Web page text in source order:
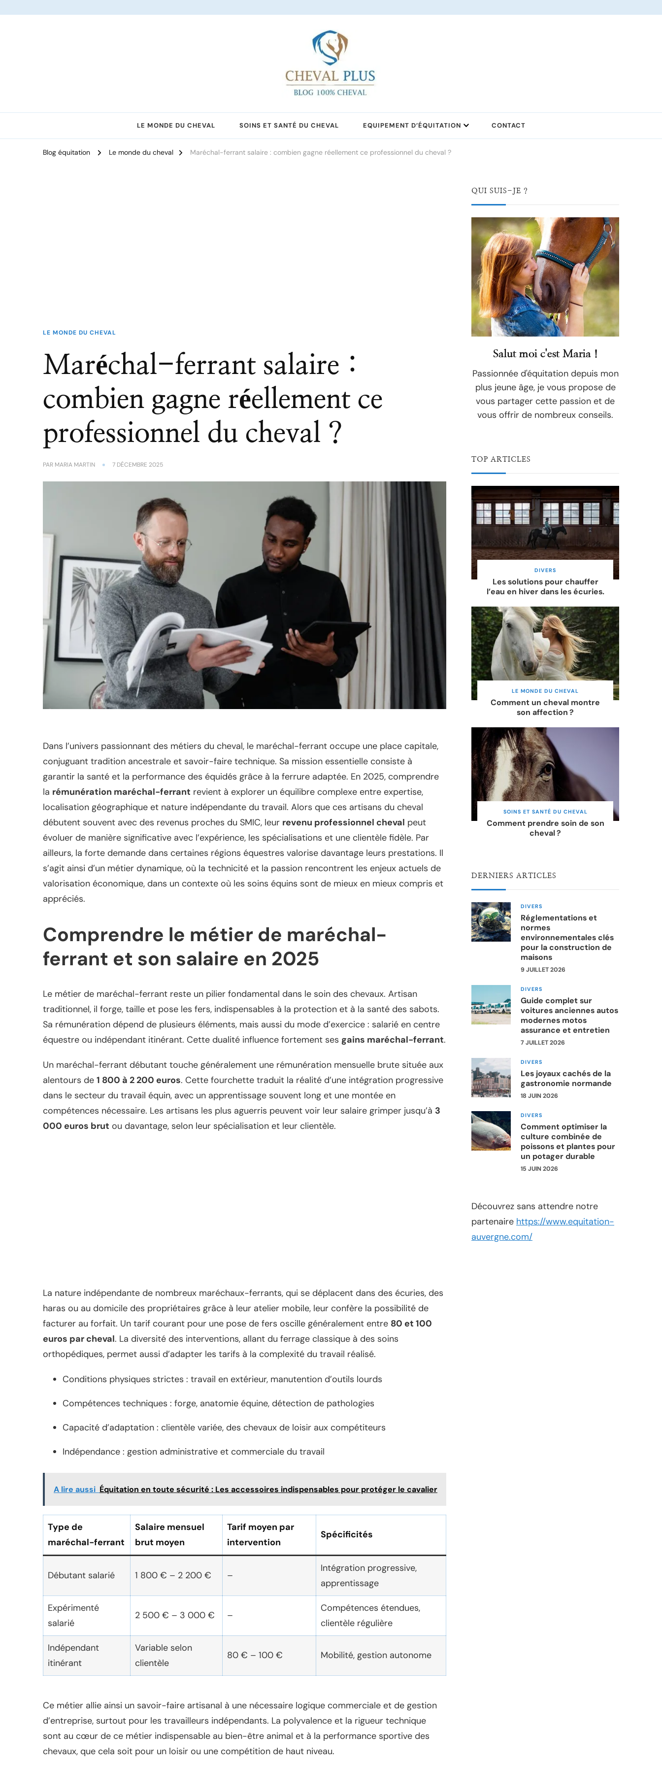
LE MONDE DU CHEVAL SOINS ET SANTÉ DU CHEVAL EQUIPEMENT D’ÉQUITATION CONTACT
Blog équitation Le monde du cheval Maréchal-ferrant salaire : combien gagne réellement ce professionnel du cheval ?
LE MONDE DU CHEVAL
Maréchal-ferrant salaire :
combien gagne réellement ce
professionnel du cheval ?
PAR MARIA MARTIN 7 DÉCEMBRE 2025
Dans l’univers passionnant des métiers du cheval, le maréchal-ferrant occupe une place capitale,
conjuguant tradition ancestrale et savoir-faire technique. Sa mission essentielle consiste à
garantir la santé et la performance des équidés grâce à la ferrure adaptée. En 2025, comprendre
la rémunération maréchal-ferrant revient à explorer un équilibre complexe entre expertise,
localisation géographique et nature indépendante du travail. Alors que ces artisans du cheval
débutent souvent avec des revenus proches du SMIC, leur revenu professionnel cheval peut
évoluer de manière significative avec l’expérience, les spécialisations et une clientèle fidèle. Par
ailleurs, la forte demande dans certaines régions équestres valorise davantage leurs prestations. Il
s’agit ainsi d’un métier dynamique, où la technicité et la passion rencontrent les enjeux actuels de
valorisation économique, dans un contexte où les soins équins sont de mieux en mieux compris et
appréciés.
Comprendre le métier de maréchal-
ferrant et son salaire en 2025
Le métier de maréchal-ferrant reste un pilier fondamental dans le soin des chevaux. Artisan
traditionnel, il forge, taille et pose les fers, indispensables à la protection et à la santé des sabots.
Sa rémunération dépend de plusieurs éléments, mais aussi du mode d’exercice : salarié en centre
équestre ou indépendant itinérant. Cette dualité influence fortement ses gains maréchal-ferrant.
Un maréchal-ferrant débutant touche généralement une rémunération mensuelle brute située aux
alentours de 1 800 à 2 200 euros. Cette fourchette traduit la réalité d’une intégration progressive
dans le secteur du travail équin, avec un apprentissage souvent long et une montée en
compétences nécessaire. Les artisans les plus aguerris peuvent voir leur salaire grimper jusqu’à 3
000 euros brut ou davantage, selon leur spécialisation et leur clientèle.
La nature indépendante de nombreux maréchaux-ferrants, qui se déplacent dans des écuries, des
haras ou au domicile des propriétaires grâce à leur atelier mobile, leur confère la possibilité de
facturer au forfait. Un tarif courant pour une pose de fers oscille généralement entre 80 et 100
euros par cheval. La diversité des interventions, allant du ferrage classique à des soins
orthopédiques, permet aussi d’adapter les tarifs à la complexité du travail réalisé.
Conditions physiques strictes : travail en extérieur, manutention d’outils lourds
Compétences techniques : forge, anatomie équine, détection de pathologies
Capacité d’adaptation : clientèle variée, des chevaux de loisir aux compétiteurs
Indépendance : gestion administrative et commerciale du travail
A lire aussi Équitation en toute sécurité : Les accessoires indispensables pour protéger le cavalier
Type de
maréchal-ferrant
Salaire mensuel
brut moyen
Tarif moyen par
intervention
Spécificités
Débutant salarié 1 800 € – 2 200 € –
Intégration progressive,
apprentissage
Expérimenté
salarié
2 500 € – 3 000 € –
Compétences étendues,
clientèle régulière
Indépendant
itinérant
Variable selon
clientèle
80 € – 100 € Mobilité, gestion autonome
Ce métier allie ainsi un savoir-faire artisanal à une nécessaire logique commerciale et de gestion
d’entreprise, surtout pour les travailleurs indépendants. La polyvalence et la rigueur technique
sont au cœur de ce métier indispensable au bien-être animal et à la performance sportive des
chevaux, que cela soit pour un loisir ou une compétition de haut niveau.
QUI SUIS-JE ?
Salut moi c'est Maria !
Passionnée d'équitation depuis mon
plus jeune âge, je vous propose de
vous partager cette passion et de
vous offrir de nombreux conseils.
TOP ARTICLES
DIVERS
Les solutions pour chauffer
l’eau en hiver dans les écuries.
LE MONDE DU CHEVAL
Comment un cheval montre
son affection ?
SOINS ET SANTÉ DU CHEVAL
Comment prendre soin de son
cheval ?
DERNIERS ARTICLES
DIVERS
Réglementations et
normes
environnementales clés
pour la construction de
maisons
9 JUILLET 2026
DIVERS
Guide complet sur
voitures anciennes autos
modernes motos
assurance et entretien
7 JUILLET 2026
DIVERS
Les joyaux cachés de la
gastronomie normande
18 JUIN 2026
DIVERS
Comment optimiser la
culture combinée de
poissons et plantes pour
un potager durable
15 JUIN 2026
Découvrez sans attendre notre
partenaire https://www.equitation-
auvergne.com/